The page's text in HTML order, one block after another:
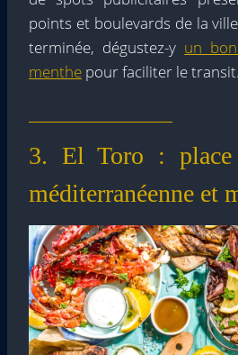
points et boulevards de la
terminée, dégustez-y un
menthe pour faciliter le transit.
3. El Toro :
méditerranéenne et